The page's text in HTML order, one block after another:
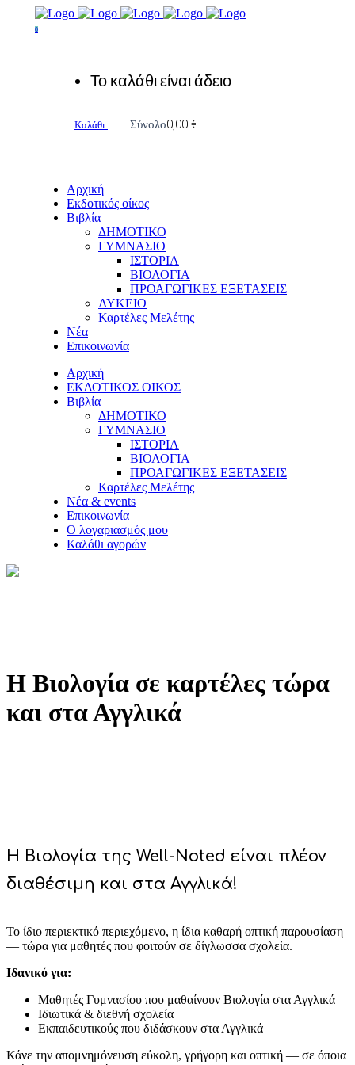
0
Το καλάθι είναι άδειο
Καλάθι Σύνολο0,00 €
Αρχική
Εκδοτικός οίκος
Βιβλία
ΔΗΜΟΤΙΚΟ
ΓΥΜΝΑΣΙΟ
ΙΣΤΟΡΙΑ
ΒΙΟΛΟΓΙΑ
ΠΡΟΑΓΩΓΙΚΕΣ ΕΞΕΤΑΣΕΙΣ
ΛΥΚΕΙΟ
Καρτέλες Μελέτης
Νέα
Επικοινωνία
Αρχική
ΕΚΔΟΤΙΚΟΣ ΟΙΚΟΣ
Βιβλία
ΔΗΜΟΤΙΚΟ
ΓΥΜΝΑΣΙΟ
ΙΣΤΟΡΙΑ
ΒΙΟΛΟΓΙΑ
ΠΡΟΑΓΩΓΙΚΕΣ ΕΞΕΤΑΣΕΙΣ
Καρτέλες Μελέτης
Νέα & events
Επικοινωνία
Ο λογαριασμός μου
Καλάθι αγορών
Η Βιολογία σε καρτέλες τώρα
και στα Αγγλικά
Η Βιολογία της Well-Noted είναι πλέον
διαθέσιμη και στα Αγγλικά!
Το ίδιο περιεκτικό περιεχόμενο, η ίδια καθαρή οπτική παρουσίαση
— τώρα για μαθητές που φοιτούν σε δίγλωσσα σχολεία.
Ιδανικό για:
Μαθητές Γυμνασίου που μαθαίνουν Βιολογία στα Αγγλικά
Ιδιωτικά & διεθνή σχολεία
Εκπαιδευτικούς που διδάσκουν στα Αγγλικά
Κάνε την απομνημόνευση εύκολη, γρήγορη και οπτική — σε όποια